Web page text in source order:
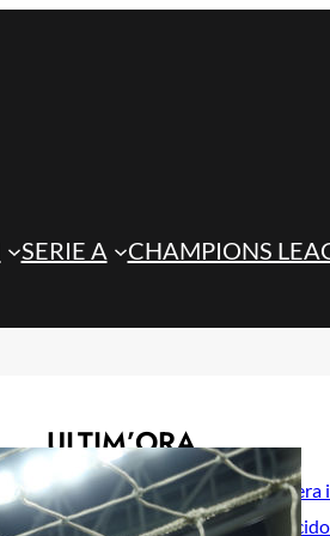
SERIE A CHAMPIONS
ULTIM’ORA
L’Under 23 supera
amichevole: